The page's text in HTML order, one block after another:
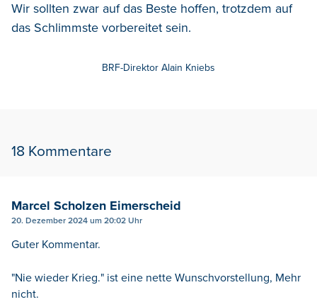
Wir sollten zwar auf das Beste hoffen, trotzdem auf
das Schlimmste vorbereitet sein.
BRF-Direktor Alain Kniebs
18 Kommentare
Marcel Scholzen Eimerscheid
20. Dezember 2024 um 20:02 Uhr
Guter Kommentar.
"Nie wieder Krieg." ist eine nette Wunschvorstellung, Mehr
nicht.